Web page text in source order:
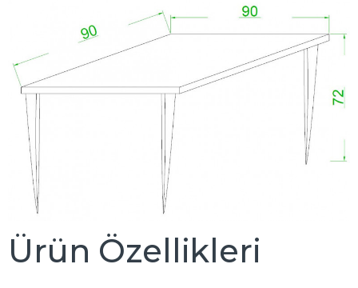
Ürün Özellikleri